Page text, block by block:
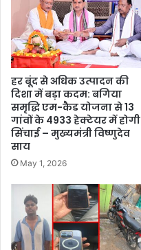
हर बूंद से अधिक उत्पादन की
दिशा में बड़ा कदम: बगिया
समृद्धि एम-कैड योजना से 13
गांवों के 4933 हेक्टेयर में होगी
सिंचाई – मुख्यमंत्री विष्णुदेव
साय
May 1, 2026